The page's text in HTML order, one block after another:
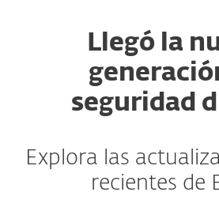
Llegó la
seguridad
Explora las
recientes de